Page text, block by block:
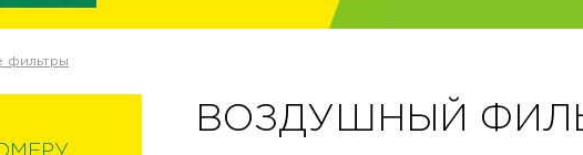
фильтры
ВОЗДУШНЫЙ